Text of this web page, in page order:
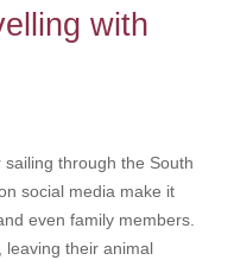
with
through the South
social media make it
even family members.
leaving their animal